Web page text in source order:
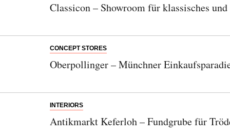
Classicon – Showroom für klassisches
CONCEPT STORES
Oberpollinger – Münchner
INTERIORS
Antikmarkt Keferloh – Fundgrube für